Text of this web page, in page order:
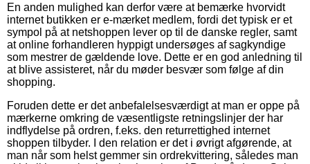
En anden mulighed kan derfor være at bemærke hvorvidt
internet butikken er e-mærket medlem, fordi det typisk er et
sympol på at netshoppen lever op til de danske regler, samt
at online forhandleren hyppigt undersøges af sagkyndige
som mestrer de gældende love. Dette er en god anledning til
at blive assisteret, når du møder besvær som følge af din
shopping.
Foruden dette er det anbefalelsesværdigt at man er oppe på
mærkerne omkring de væsentligste retningslinjer der har
indflydelse på ordren, f.eks. den returrettighed internet
shoppen tilbyder. I den relation er det i øvrigt afgørende, at
man når som helst gemmer sin ordrekvittering, således man